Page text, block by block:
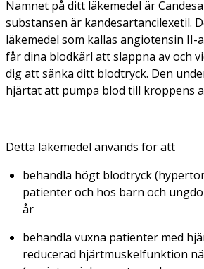
Namnet på ditt läkemedel är
substansen är kandesartancilexetil.
läkemedel som kallas angiotensin II-
får dina blodkärl att slappna av och
dig att sänka ditt blodtryck. Den
hjärtat att pumpa blod till kroppens
Detta läkemedel används för att
behandla högt blodtryck
patienter och hos barn och
år
behandla vuxna patienter med
reducerad hjärtmuskelfunktion